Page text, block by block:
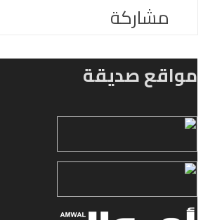
مشاركة
مواقع صديقة